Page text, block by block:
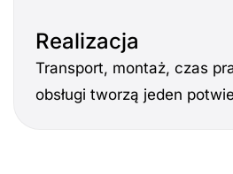
Realizacja
Transport, montaż, czas
obsługi tworzą jeden